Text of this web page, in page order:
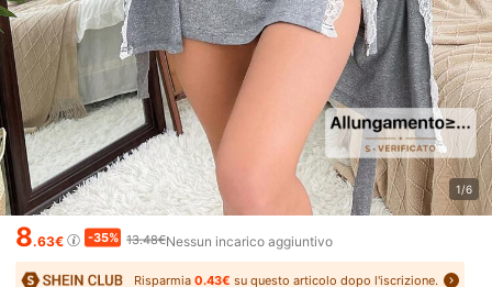
1/6
8.63€ -35% 13.48€Nessun incarico aggiuntivo
Risparmia0.43€ su questo articolo dopo l'iscrizione.